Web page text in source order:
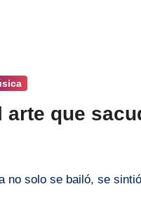
arte que
no solo se bailó, se